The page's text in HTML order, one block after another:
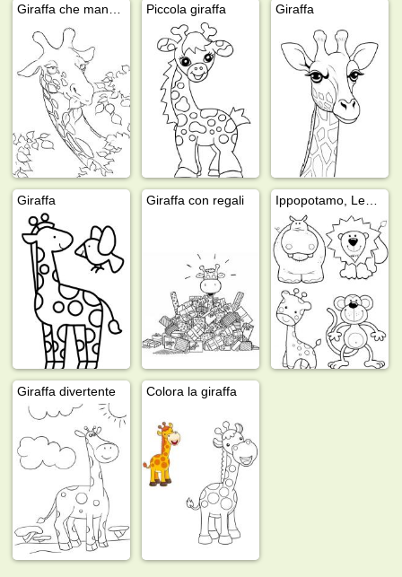
Piccola giraffa Giraffa
Giraffa Giraffa con regali
Giraffa divertente Colora la giraffa